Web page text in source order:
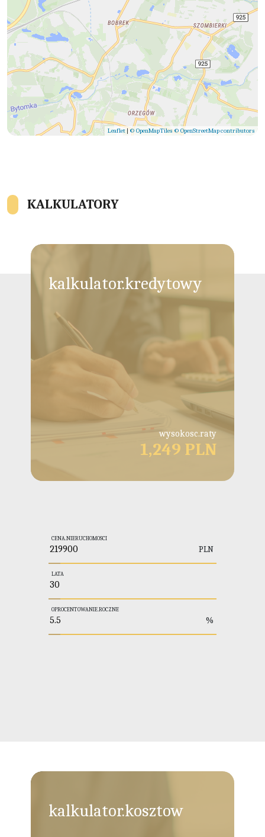
Leaflet|© OpenMapTiles© OpenStreetMap contributors
KALKULATORY
kalkulator.kredytowy
wysokosc.raty
1,249 PLN
CENA.NIERUCHOMOSCI
PLN
LATA
OPROCENTOWANIE.ROCZNE
%
kalkulator.kosztow